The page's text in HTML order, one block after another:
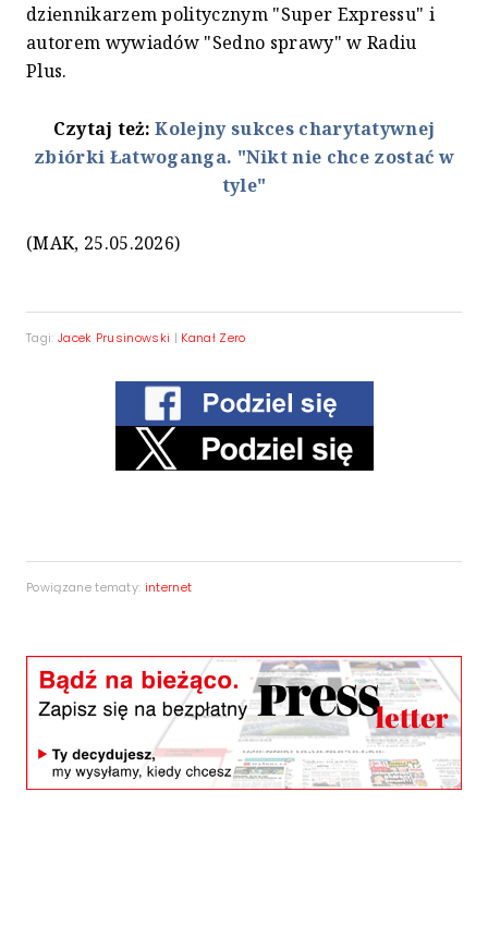
dziennikarzem politycznym "Super Expressu" i
autorem wywiadów "Sedno sprawy" w Radiu
Plus.
Czytaj też:Kolejny sukces charytatywnej
zbiórki Łatwoganga. "Nikt nie chce zostać w
tyle"
(MAK, 25.05.2026)
Tagi: Jacek Prusinowski | Kanał Zero
Powiązane tematy: internet